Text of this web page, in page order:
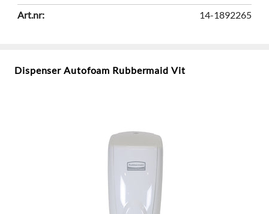
Art.nr:
14-1892265
Dispenser Autofoam Rubbermaid Vit